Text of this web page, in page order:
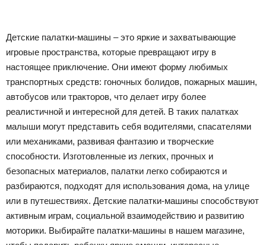
Детские палатки-машины – это яркие и захватывающие
игровые пространства, которые превращают игру в
настоящее приключение. Они имеют форму любимых
транспортных средств: гоночных болидов, пожарных машин,
автобусов или тракторов, что делает игру более
реалистичной и интересной для детей. В таких палатках
малыши могут представить себя водителями, спасателями
или механиками, развивая фантазию и творческие
способности. Изготовленные из легких, прочных и
безопасных материалов, палатки легко собираются и
разбираются, подходят для использования дома, на улице
или в путешествиях. Детские палатки-машины способствуют
активным играм, социальной взаимодействию и развитию
моторики. Выбирайте палатки-машины в нашем магазине,